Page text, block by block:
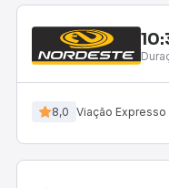
8,0 Viação